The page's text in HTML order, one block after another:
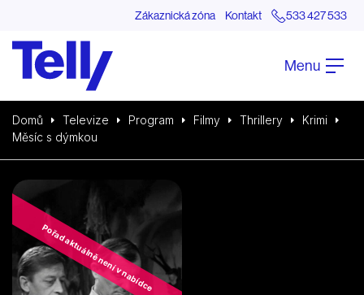
Zákaznická zóna Kontakt 533 427 533
Menu
Domů Televize Program Filmy Thrillery
Krimi
Měsíc s dýmkou
Pořad aktuálně není v nabídce